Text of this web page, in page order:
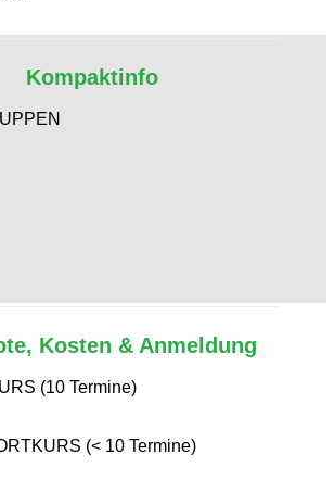
Kompaktinfo
Kosten & Anmeldung
(10 Termine)
(< 10 Termine)